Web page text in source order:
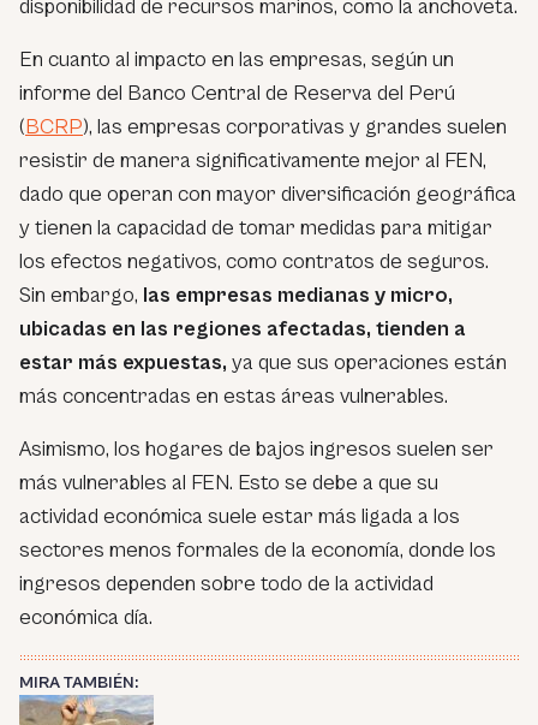
disponibilidad de recursos marinos, como la anchoveta.
En cuanto al impacto en las empresas, según un
informe del Banco Central de Reserva del Perú
(BCRP), las empresas corporativas y grandes suelen
resistir de manera significativamente mejor al FEN,
dado que operan con mayor diversificación geográfica
y tienen la capacidad de tomar medidas para mitigar
los efectos negativos, como contratos de seguros.
Sin embargo, las empresas medianas y micro,
ubicadas en las regiones afectadas, tienden a
estar más expuestas, ya que sus operaciones están
más concentradas en estas áreas vulnerables.
Asimismo, los hogares de bajos ingresos suelen ser
más vulnerables al FEN. Esto se debe a que su
actividad económica suele estar más ligada a los
sectores menos formales de la economía, donde los
ingresos dependen sobre todo de la actividad
económica día.
MIRA TAMBIÉN: